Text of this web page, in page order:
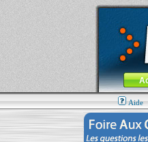
MacBook-fr.com :
Aller au
Menu
Aide